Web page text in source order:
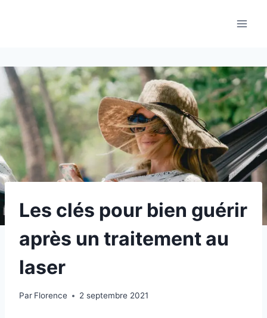
Les clés pour bien guérir
après un traitement au
laser
Par Florence 2 septembre 2021